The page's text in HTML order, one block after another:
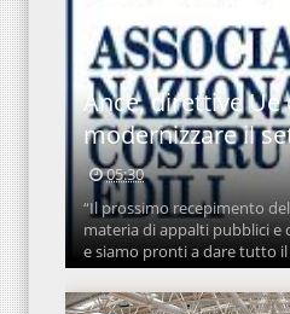
Ance, direttive Ue
modernizzare il
05:30
“Il prossimo recepimento
materia di appalti pubblici e
e siamo pronti a dare tutto